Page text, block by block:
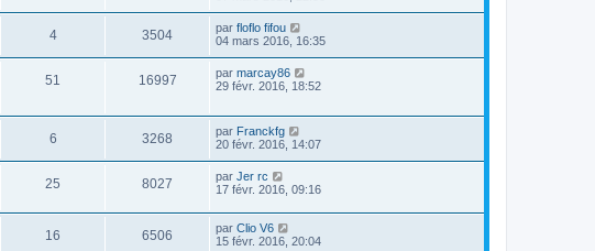
4 3504 par floflo fifou
04 mars 2016, 16:35
51 16997 par marcay86
29 févr. 2016, 18:52
6 3268 par Franckfg
20 févr. 2016, 14:07
25 8027 par Jer rc
17 févr. 2016, 09:16
16 6506 par Clio V6
15 févr. 2016, 20:04